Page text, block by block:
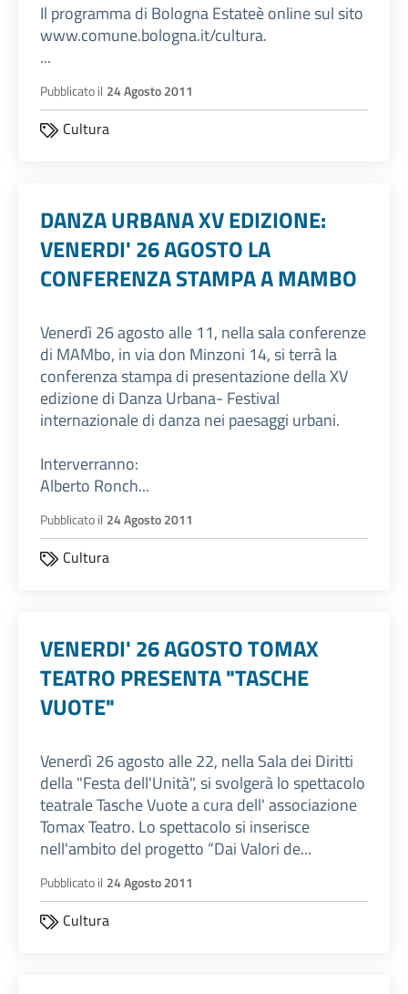
Il programma di Bologna Estateè online sul sito
www.comune.bologna.it/cultura.
...
Pubblicato il 24 Agosto 2011
Cultura
DANZA URBANA XV EDIZIONE:
VENERDI' 26 AGOSTO LA
CONFERENZA STAMPA A MAMBO
Venerdì 26 agosto alle 11, nella sala conferenze
di MAMbo, in via don Minzoni 14, si terrà la
conferenza stampa di presentazione della XV
edizione di Danza Urbana- Festival
internazionale di danza nei paesaggi urbani.
Interverranno:
Alberto Ronch...
Pubblicato il 24 Agosto 2011
Cultura
VENERDI' 26 AGOSTO TOMAX
TEATRO PRESENTA "TASCHE
VUOTE"
Venerdì 26 agosto alle 22, nella Sala dei Diritti
della "Festa dell'Unità", si svolgerà lo spettacolo
teatrale Tasche Vuote a cura dell' associazione
Tomax Teatro. Lo spettacolo si inserisce
nell'ambito del progetto “Dai Valori de...
Pubblicato il 24 Agosto 2011
Cultura